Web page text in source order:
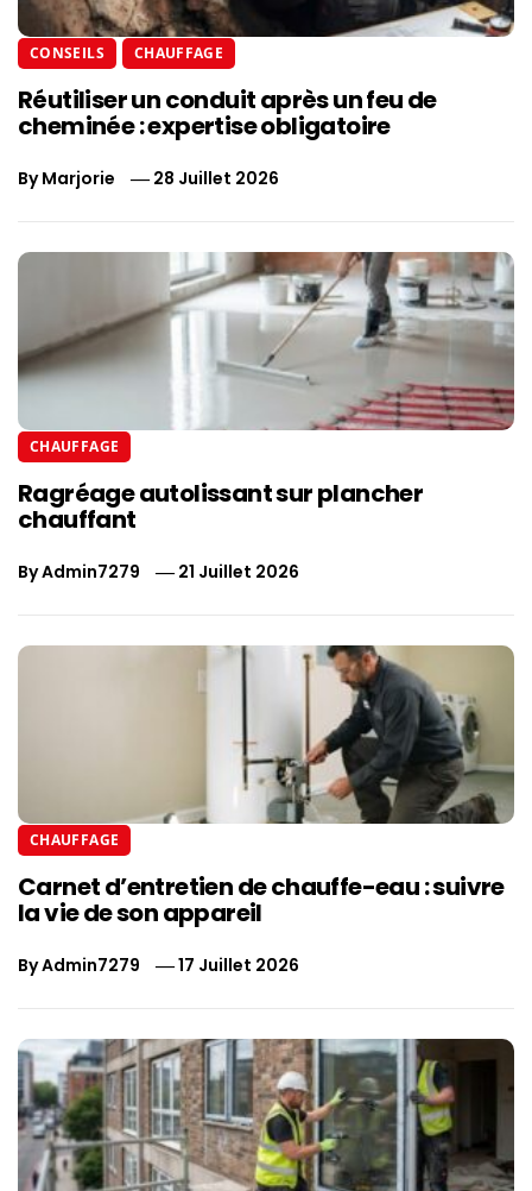
CONSEILS CHAUFFAGE
Réutiliser un conduit après un feu de
cheminée : expertise obligatoire
ByMarjorie 28 Juillet 2026
CHAUFFAGE
Ragréage autolissant sur plancher
chauffant
ByAdmin7279 21 Juillet 2026
CHAUFFAGE
Carnet d’entretien de chauffe-eau : suivre
la vie de son appareil
ByAdmin7279 17 Juillet 2026